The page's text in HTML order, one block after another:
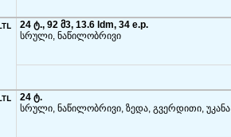
24 ტ., 92 მ3, 13.6 ldm, 34 e.p.
სრული, ნაწილობრივი
24 ტ.
სრული, ნაწილობრივი, ზედა, გვერდითი, უკანა